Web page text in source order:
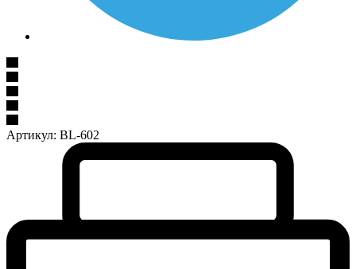
Артикул: BL-602